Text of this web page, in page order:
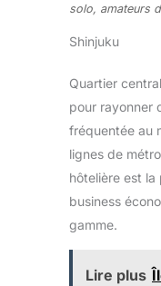
solo, amateurs
Shinjuku
Quartier
pour rayonner
fréquentée au
lignes de
hôtelière est
business
gamme.
Lire plus